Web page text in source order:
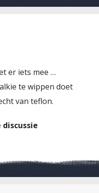
er iets mee …
te wippen doet
van teflon.